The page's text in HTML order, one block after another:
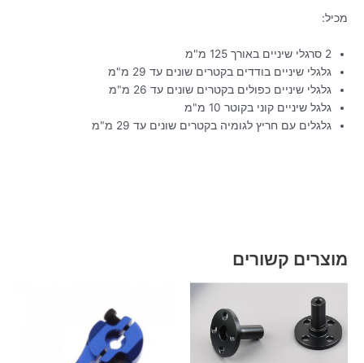
מכיל:
2 סרגלי שיניים באורך 125 מ"מ
גלגלי שיניים בודדים בקטרים שונים עד 29 מ"מ
גלגלי שיניים כפולים בקטרים שונים עד 26 מ"מ
גלגל שיניים קוני בקוטר 10 מ"מ
גלגלים עם חריץ לגומיה בקטרים שונים עד 29 מ"מ
מוצרים קשורים